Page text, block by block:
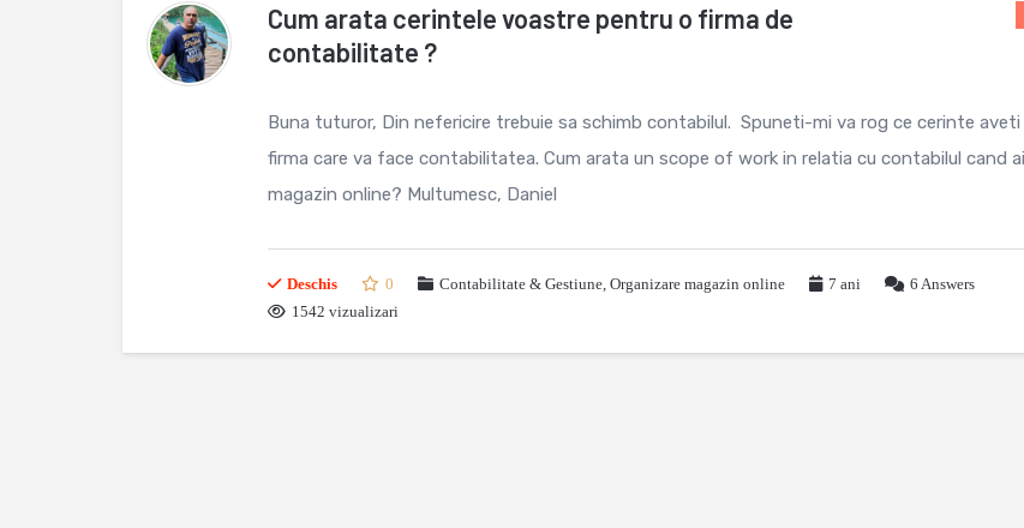
Cum arata cerintele voastre pentru o firma de
contabilitate ?
Buna tuturor, Din nefericire trebuie sa schimb contabilul. Spuneti-mi va rog ce cerinte
firma care va face contabilitatea. Cum arata un scope of work in relatia cu contabilul cand
magazin online? Multumesc, Daniel
Deschis 0 Contabilitate & Gestiune, Organizare magazin online 7 ani 6 Answers
1542 vizualizari